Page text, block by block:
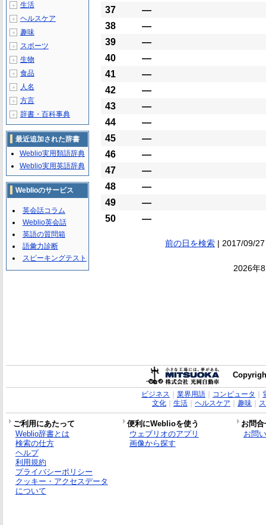
37
―
38
―
39
―
40
―
41
―
42
―
43
―
44
―
45
―
46
―
47
―
48
―
49
―
50
―
前の日を検索| 2017/09/
2026年
＋ 生活
＋ ヘルスケア
＋ 趣味
＋ スポーツ
＋ 生物
＋ 食品
＋ 人名
＋ 方言
＋ 辞書・百科事典
最近追加された辞書
Weblio実用類語辞典
Weblio実用英語辞典
Weblioのサービス
英会話コラム
Weblio英会話
英語の質問箱
語彙力診断
スピーキングテスト
ビジネス 業界用語｜ コンピュータ
文化｜ 生活｜ ヘルスケア 趣味｜
ご利用にあたって 便利にWeblioを使う
お問
Weblio辞書とは
検索の仕方
ヘルプ
利用規約
プライバシーポリシー
クッキー・アクセスデータ
について
ウェブリオのアプリ
画像から探す
お問